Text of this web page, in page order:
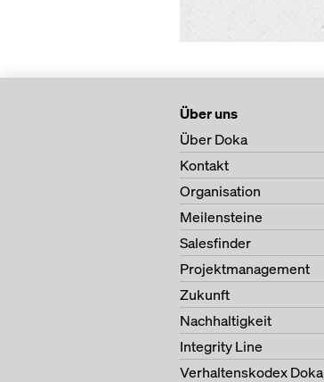
Über uns
Über Doka
Kontakt
Organisation
Meilensteine
Salesfinder
Projektmanagement
Zukunft
Nachhaltigkeit
Integrity Line
Verhaltenskodex Doka